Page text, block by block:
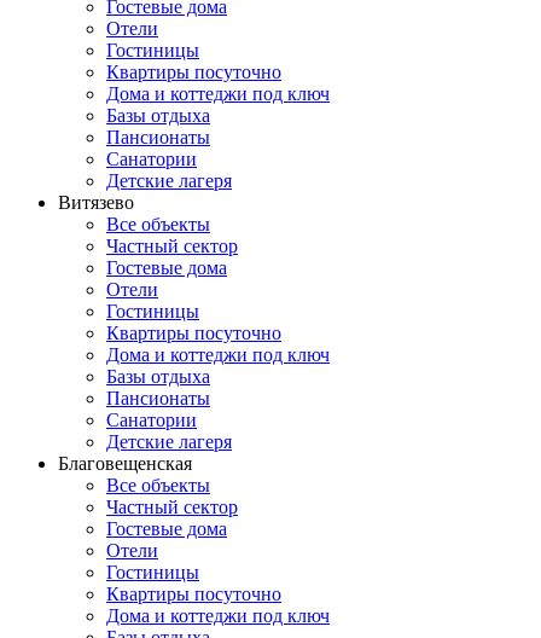
Гостевые дома
Отели
Гостиницы
Квартиры посуточно
Дома и коттеджи под ключ
Базы отдыха
Пансионаты
Санатории
Детские лагеря
Витязево
Все объекты
Частный сектор
Гостевые дома
Отели
Гостиницы
Квартиры посуточно
Дома и коттеджи под ключ
Базы отдыха
Пансионаты
Санатории
Детские лагеря
Благовещенская
Все объекты
Частный сектор
Гостевые дома
Отели
Гостиницы
Квартиры посуточно
Дома и коттеджи под ключ